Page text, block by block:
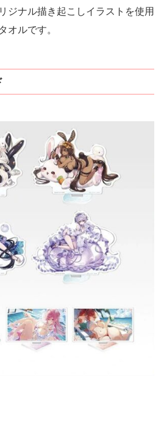
ジナル描き起こしイラストを使用
オルです。